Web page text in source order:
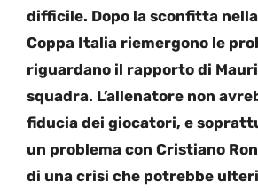
difficile. Dopo la sconfitta
Coppa Italia riemergono le
riguardano il rapporto di
squadra. L’allenatore non
fiducia dei giocatori, e
un problema con Cristiano
di una crisi che potrebbe